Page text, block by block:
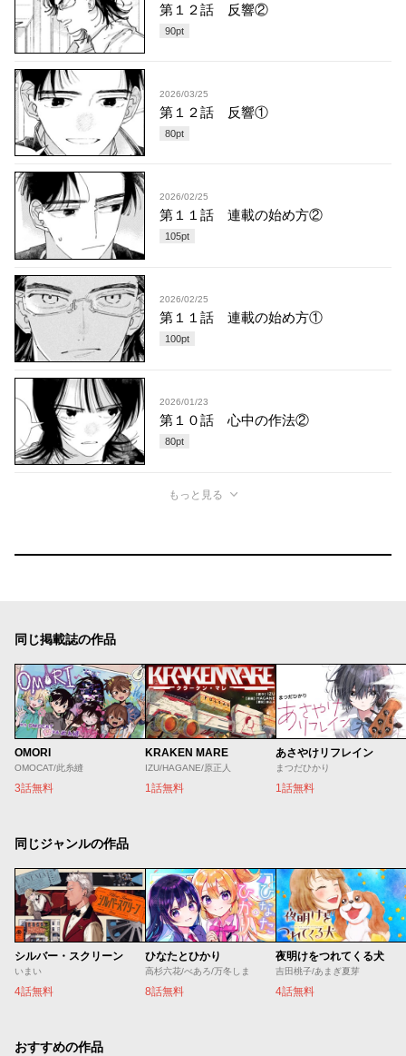
第１２話 反響②
90pt
2026/03/25
第１２話 反響①
80pt
2026/02/25
第１１話 連載の始め方②
105pt
2026/02/25
第１１話 連載の始め方①
100pt
2026/01/23
第１０話 心中の作法②
80pt
もっと見る
同じ掲載誌の作品
OMORI
OMOCAT/此糸縫
3話無料
KRAKEN MARE
IZU/HAGANE/原正人
1話無料
あさやけリフレイン
まつだひかり
1話無料
同じジャンルの作品
シルバー・スクリーン
いまい
4話無料
ひなたとひかり
高杉六花/べあろ/万冬しま
8話無料
夜明けをつれてくる犬
吉田桃子/あまぎ夏芽
4話無料
おすすめの作品